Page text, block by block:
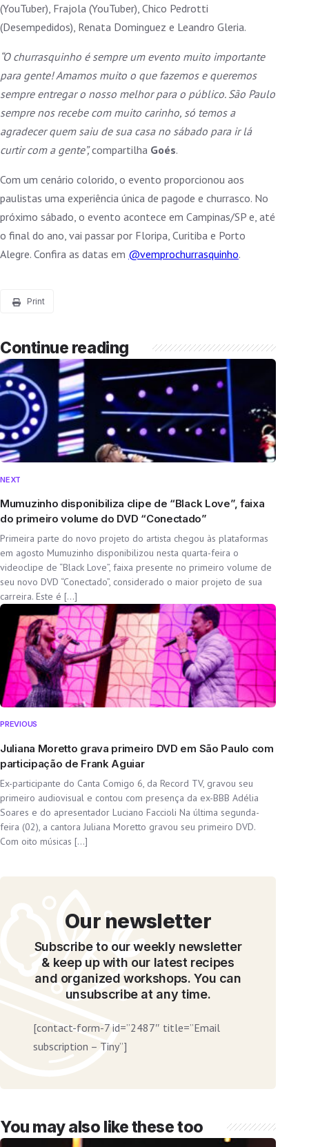
(YouTuber), Frajola (YouTuber), Chico Pedrotti
(Desempedidos), Renata Dominguez e Leandro Gleria.
“O churrasquinho é sempre um evento muito importante
para gente! Amamos muito o que fazemos e queremos
sempre entregar o nosso melhor para o público. São Paulo
sempre nos recebe com muito carinho, só temos a
agradecer quem saiu de sua casa no sábado para ir lá
curtir com a gente”,compartilha Goés.
Com um cenário colorido, o evento proporcionou aos
paulistas uma experiência única de pagode e churrasco. No
próximo sábado, o evento acontece em Campinas/SP e, até
o final do ano, vai passar por Floripa, Curitiba e Porto
Alegre. Confira as datas em @vemprochurrasquinho.
Print
Continue reading
NEXT
Mumuzinho disponibiliza clipe de “Black Love”, faixa
do primeiro volume do DVD “Conectado”
Primeira parte do novo projeto do artista chegou às plataformas
em agosto Mumuzinho disponibilizou nesta quarta-feira o
videoclipe de “Black Love”, faixa presente no primeiro volume de
seu novo DVD “Conectado”, considerado o maior projeto de sua
carreira. Este é […]
PREVIOUS
Juliana Moretto grava primeiro DVD em São Paulo com
participação de Frank Aguiar
Ex-participante do Canta Comigo 6, da Record TV, gravou seu
primeiro audiovisual e contou com presença da ex-BBB Adélia
Soares e do apresentador Luciano Faccioli Na última segunda-
feira (02), a cantora Juliana Moretto gravou seu primeiro DVD.
Com oito músicas […]
Our newsletter
Subscribe to our weekly newsletter
& keep up with our latest recipes
and organized workshops. You can
unsubscribe at any time.
[contact-form-7 id=”2487″ title=”Email
subscription – Tiny”]
You may also like these too